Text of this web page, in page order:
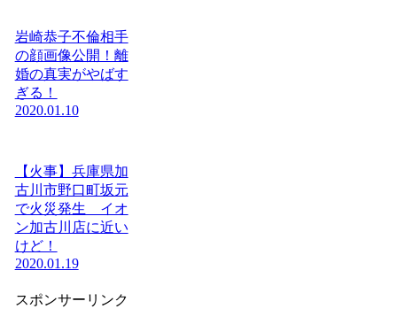
岩崎恭子不倫相手
の顔画像公開！離
婚の真実がやばす
ぎる！
2020.01.10
【火事】兵庫県加
古川市野口町坂元
で火災発生 イオ
ン加古川店に近い
けど！
2020.01.19
スポンサーリンク